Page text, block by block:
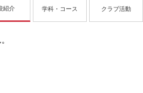
g
a
t
紹介 学科・コース クラブ活動